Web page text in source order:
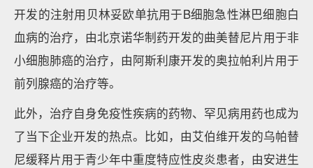
开发的注射用贝林妥欧单抗用于B细胞急性淋巴细胞白
血病的治疗，由北京诺华制药开发的曲美替尼片用于非
小细胞肺癌的治疗，由阿斯利康开发的奥拉帕利片用于
前列腺癌的治疗等。
此外，治疗自身免疫性疾病的药物、罕见病用药也成为
了当下企业开发的热点。比如，由艾伯维开发的乌帕替
尼缓释片用于青少年中重度特应性皮炎患者，由安进生